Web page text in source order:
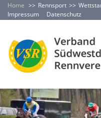
Home Rennsport
Impressum
Datenschutz